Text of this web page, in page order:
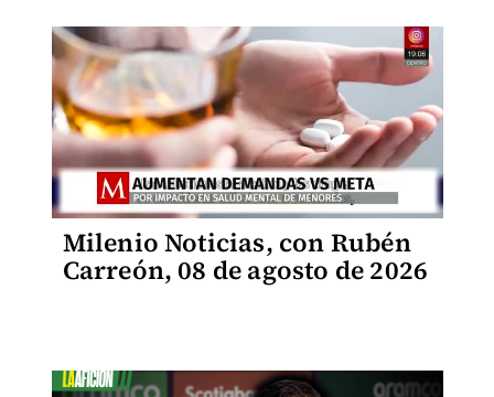
Milenio Noticias, con Rubén
Carreón, 08 de agosto de 2026